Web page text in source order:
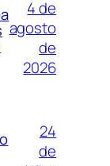
4 de
agosto
de
2026
24
de